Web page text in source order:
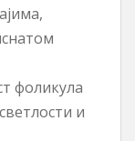
фоликула
и